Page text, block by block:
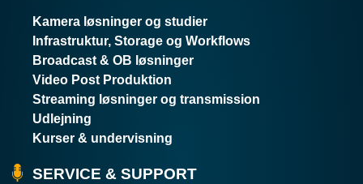
Kamera løsninger og studier
Infrastruktur, Storage og Workflows
Broadcast & OB løsninger
Video Post Produktion
Streaming løsninger og transmission
Udlejning
Kurser & undervisning
SERVICE & SUPPORT